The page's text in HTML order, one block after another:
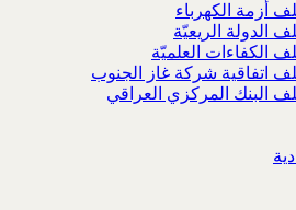
أزمة الكهرباء
الدولة الريعيّة
الكفاءات العلميّة
اتفاقية شركة غاز الجنوب
البنك المركزي العراقي